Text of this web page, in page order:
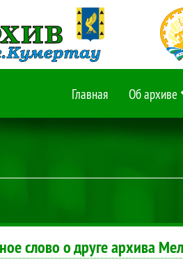
Главная Об архиве
слово о друге архива